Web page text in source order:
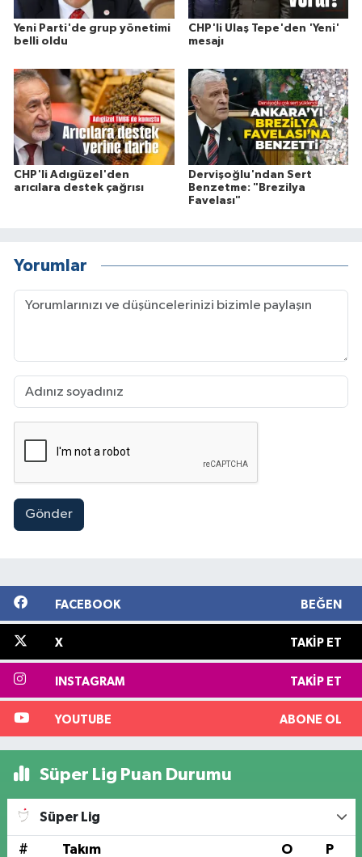
Yeni Parti'de grup yönetimi
belli oldu
CHP'li Ulaş Tepe'den 'Yeni'
mesajı
CHP'li Adıgüzel'den
arıcılara destek çağrısı
Dervişoğlu'ndan Sert
Benzetme: "Brezilya
Favelası"
Yorumlar
Gönder
FACEBOOK BEĞEN
X TAKIP ET
INSTAGRAM TAKIP ET
YOUTUBE ABONE OL
Süper Lig Puan Durumu
Süper Lig
# Takım O P